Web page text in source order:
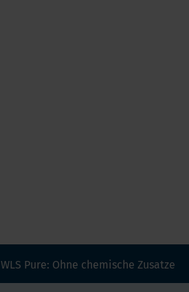
WLS Pure: Ohne chemische Zusatze